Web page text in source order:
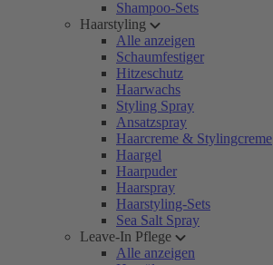
Shampoo-Sets
Haarstyling
Alle anzeigen
Schaumfestiger
Hitzeschutz
Haarwachs
Styling Spray
Ansatzspray
Haarcreme & Stylingcreme
Haargel
Haarpuder
Haarspray
Haarstyling-Sets
Sea Salt Spray
Leave-In Pflege
Alle anzeigen